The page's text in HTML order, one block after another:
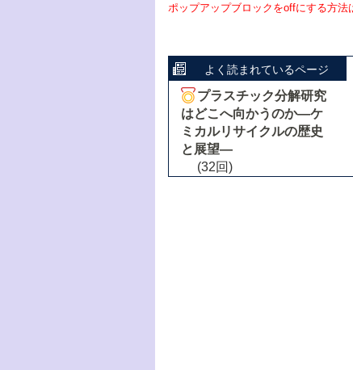
ポップアップブロックをoffにする方法
よく読まれているページ
プラスチック分解研究
はどこへ向かうのか―ケ
ミカルリサイクルの歴史
と展望―
(32回)